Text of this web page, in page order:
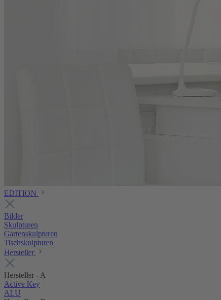
EDITION
Bilder
Skulpturen
Gartenskulpturen
Tischskulpturen
Hersteller
Hersteller - A
Active Key
ALU